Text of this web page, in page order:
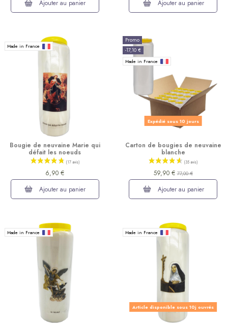
(20 avis)
Ajouter au panier
Ajouter au panier
Made in France
Bougie de neuvaine Marie qui
défait les noeuds
6,90 €
Ajouter au panier
Promo
-17,10 €
Made in France
Expédié sous 10 jours
Carton de bougies de neuvaine
blanche
59,90 €77,00 €
Ajouter au panier
Made in France Made in France
Article disponible sous 10j ouvrés